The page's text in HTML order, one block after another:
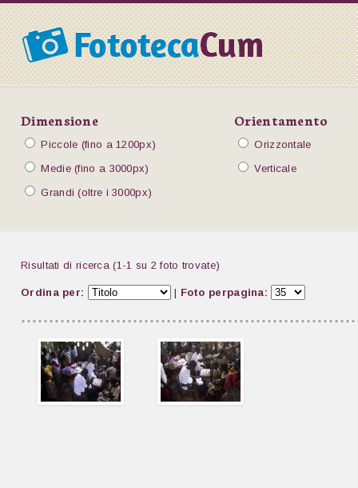
Dimensione Orientamento
Piccole (fino a 1200px)
Orizzontale
Medie (fino a 3000px)
Verticale
Grandi (oltre i 3000px)
Risultati di ricerca (1-1 su 2 foto trovate)
Ordina per: | Foto perpagina: